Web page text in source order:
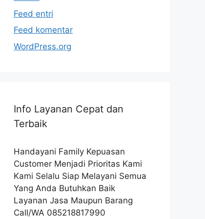
Feed entri
Feed komentar
WordPress.org
Info Layanan Cepat dan
Terbaik
Handayani Family Kepuasan
Customer Menjadi Prioritas Kami
Kami Selalu Siap Melayani Semua
Yang Anda Butuhkan Baik
Layanan Jasa Maupun Barang
Call/WA 085218817990